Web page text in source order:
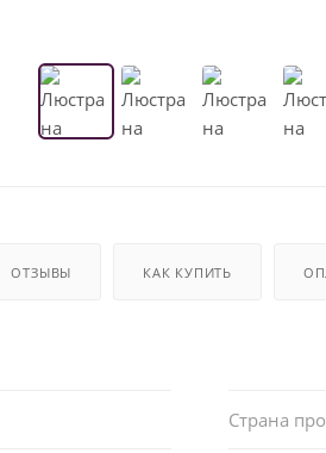
ОТЗЫВЫ КАК КУПИТЬ
Страна